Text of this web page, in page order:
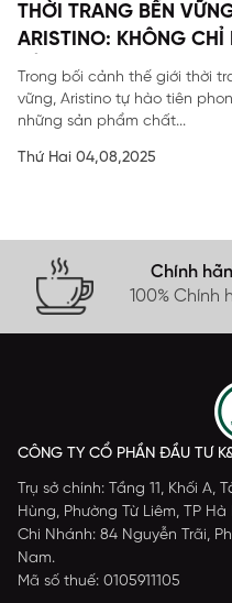
THỜI TRANG BỀN
ARISTINO: KHÔNG
SẢN
Trong bối cảnh thế giới thời
vững, Aristino tự hào tiên
những sản phẩm chất...
Thứ Hai 04,08,2025
Chính
100% Chính
CÔNG TY CỔ PHẦN ĐẦU TƯ
Trụ sở chính: Tầng 11, Khối
Hùng, Phường Từ Liêm, TP Hà
Chi Nhánh: 84 Nguyễn Trãi,
Nam.
Mã số thuế: 0105911105